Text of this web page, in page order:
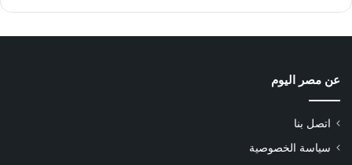
عن مصر اليوم
اتصل بنا
سياسة الخصوصية